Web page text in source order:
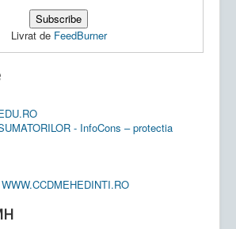
Livrat de FeedBurner
- InfoCons – protectia